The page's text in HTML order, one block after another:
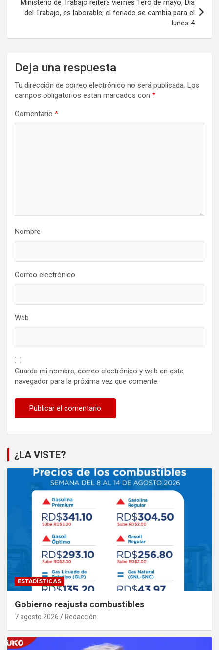
Ministerio de Trabajo reitera viernes 1ero de mayo, Día
del Trabajo, es laborable; el feriado se cambia para el
lunes 4
Deja una respuesta
Tu dirección de correo electrónico no será publicada. Los
campos obligatorios están marcados con *
Comentario *
Nombre
Correo electrónico
Web
Guarda mi nombre, correo electrónico y web en este
navegador para la próxima vez que comente.
¿LA VISTE?
ESTADÍSTICAS
Gobierno reajusta combustibles
7 agosto 2026 Redacción